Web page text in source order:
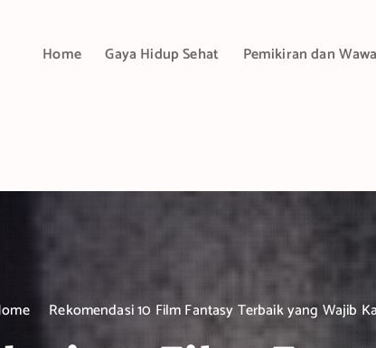
Home Gaya Hidup Sehat Pemikiran dan
Rekomendasi 10 Film Fantasy Terbaik yang Wajib